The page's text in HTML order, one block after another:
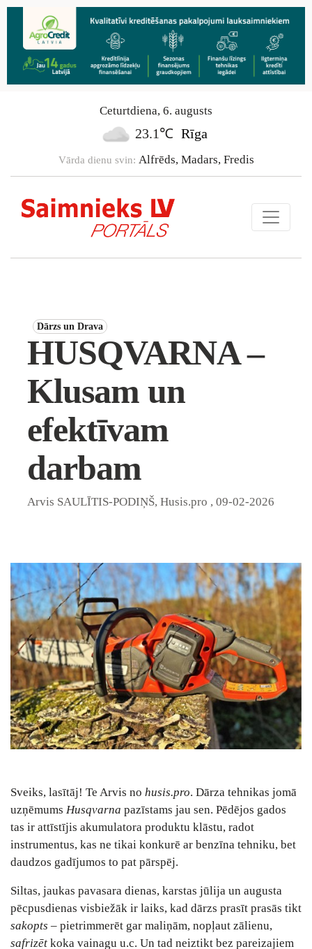
Ceturtdiena, 6. augusts
23.1℃ Rīga
Vārda dienu svin: Alfrēds, Madars, Fredis
Dārzs un Drava
HUSQVARNA –
Klusam un
efektīvam
darbam
Arvis SAULĪTIS-PODIŅŠ, Husis.pro , 09-02-2026
Sveiks, lasītāj! Te Arvis no husis.pro. Dārza tehnikas jomā
uzņēmums Husqvarna pazīstams jau sen. Pēdējos gados
tas ir attīstījis akumulatora produktu klāstu, radot
instrumentus, kas ne tikai konkurē ar benzīna tehniku, bet
daudzos gadījumos to pat pārspēj.
Siltas, jaukas pavasara dienas, karstas jūlija un augusta
pēcpusdienas visbiežāk ir laiks, kad dārzs prasīt prasās tikt
sakopts – pietrimmerēt gar maliņām, nopļaut zālienu,
safrizēt koka vainagu u.c. Un tad neiztikt bez pareizajiem